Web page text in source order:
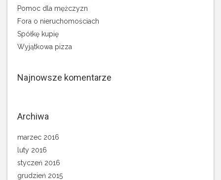
Pomoc dla mężczyzn
Fora o nieruchomościach
Spółkę kupię
Wyjątkowa pizza
Najnowsze komentarze
Archiwa
marzec 2016
luty 2016
styczeń 2016
grudzień 2015